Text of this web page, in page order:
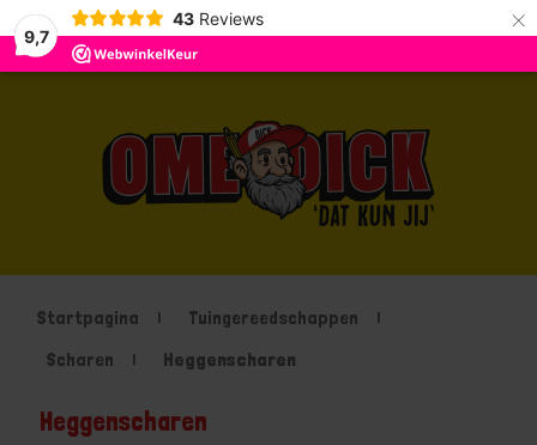
9,7
43 Reviews ×
Startpagina
Tuingereedschappen
Scharen
Heggenscharen
Heggenscharen